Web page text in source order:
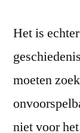
Het is
moeten
niet voor